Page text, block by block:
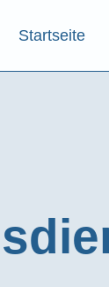
Startseite